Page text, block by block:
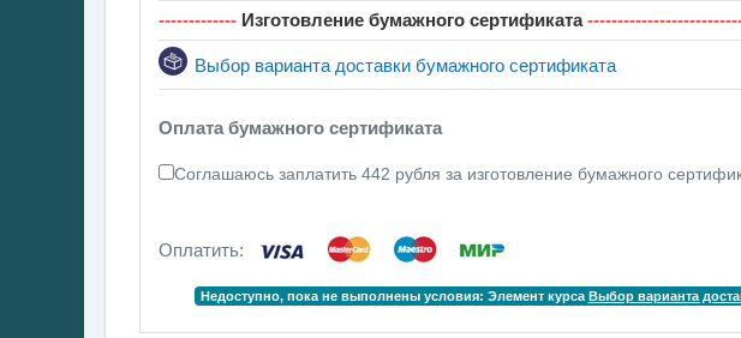
------------- Изготовление бумажного сертификата
Выбор варианта доставки бумажного сертификатаОбратная связь
Оплата бумажного сертификата
Соглашаюсь заплатить 442 рубля за изготовление бумажного
Оплатить:
Недоступно, пока не выполнены условия: Элемент курса Выбор варианта